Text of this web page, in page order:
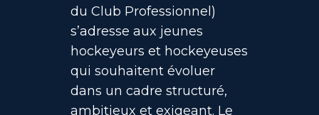
du Club Professionnel)
s’adresse aux jeunes
hockeyeurs et hockeyeuses
qui souhaitent évoluer
dans un cadre structuré,
ambitieux et exigeant. Le